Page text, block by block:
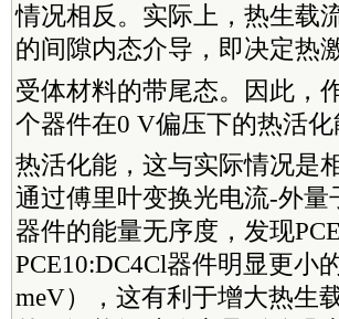
情况相反。实际上，热生载
的间隙内态介导，即决定热
受体材料的带尾态。因此，
个器件在0 V偏压下的热活化
热活化能，这与实际情况是
通过傅里叶变换光电流-外量
器件的能量无序度，发现
PCE10:DC4Cl器件明显更小
meV），这有利于增大热生